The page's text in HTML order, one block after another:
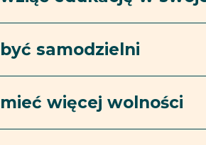
być samodzielni
mieć więcej wolności